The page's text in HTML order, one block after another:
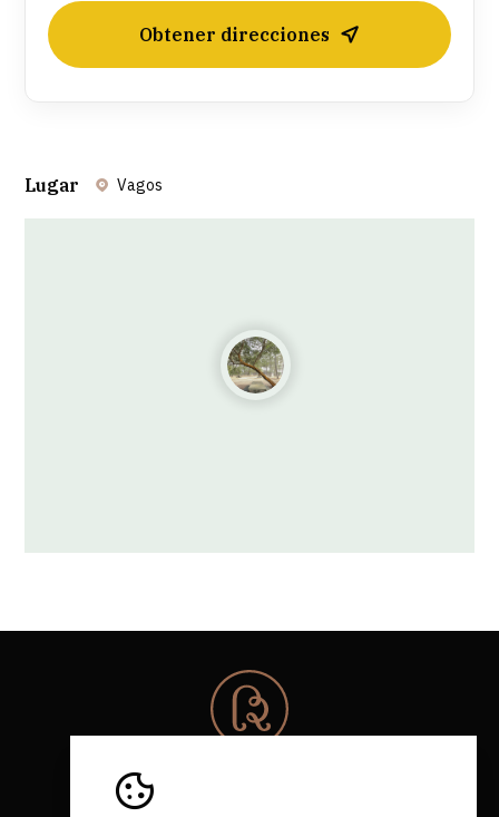
Obtener direcciones
Lugar Vagos
Todos los derechos reservados.